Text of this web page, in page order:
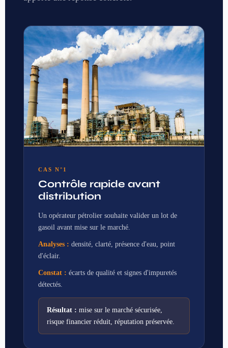
CAS N°1
Contrôle rapide avant
distribution
Un opérateur pétrolier souhaite valider un lot de
gasoil avant mise sur le marché.
Analyses : densité, clarté, présence d'eau, point
d'éclair.
Constat : écarts de qualité et signes d'impuretés
détectés.
Résultat : mise sur le marché sécurisée,
risque financier réduit, réputation préservée.